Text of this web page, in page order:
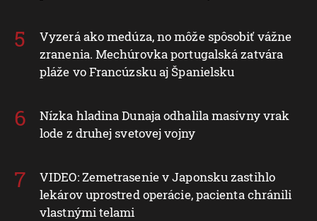
Vyzerá ako medúza, no môže spôsobiť vážne
zranenia. Mechúrovka portugalská zatvára
pláže vo Francúzsku aj Španielsku
Nízka hladina Dunaja odhalila masívny vrak
lode z druhej svetovej vojny
VIDEO: Zemetrasenie v Japonsku zastihlo
lekárov uprostred operácie, pacienta chránili
vlastnými telami